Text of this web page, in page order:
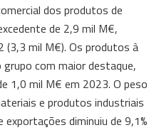
dos produtos de
de 2,9 mil M€,
(3,3 mil M€). Os produtos à
com maior destaque,
1,0 mil M€ em 2023. O peso
e produtos industriais
diminuiu de 9,1%